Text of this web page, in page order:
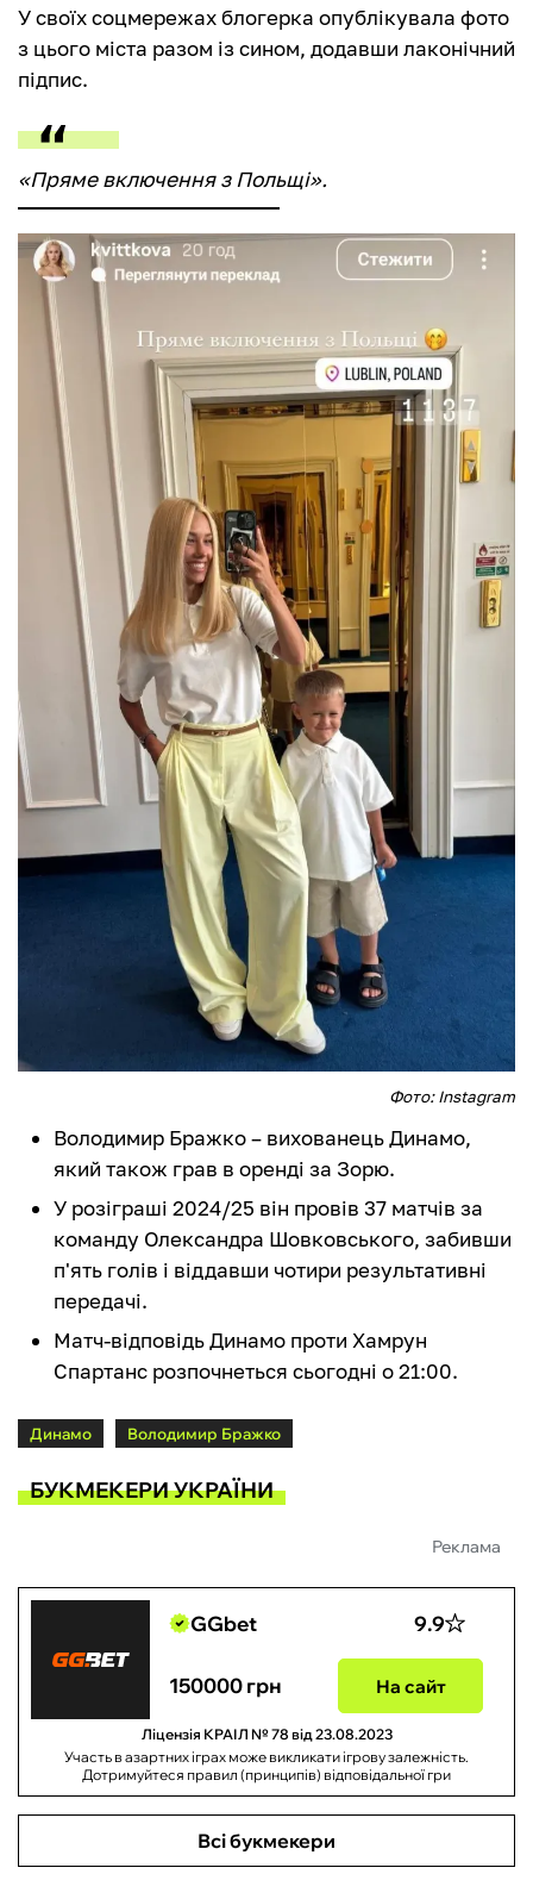
У своїх соцмережах блогерка опублікувала фото
з цього міста разом із сином, додавши лаконічний
підпис.
«Пряме включення з Польщі».
Фото: Instagram
Володимир Бражко – вихованець Динамо,
який також грав в оренді за Зорю.
У розіграші 2024/25 він провів 37 матчів за
команду Олександра Шовковського, забивши
п'ять голів і віддавши чотири результативні
передачі.
Матч-відповідь Динамо проти Хамрун
Спартанс розпочнеться сьогодні о 21:00.
Динамо Володимир Бражко
БУКМЕКЕРИ УКРАЇНИ
Реклама
GGbet 9.9
150000 грн На сайт
Ліцензія КРАІЛ № 78 від 23.08.2023
Участь в азартних іграх може викликати ігрову залежність.
Дотримуйтеся правил (принципів) відповідальної гри
Всі букмекери